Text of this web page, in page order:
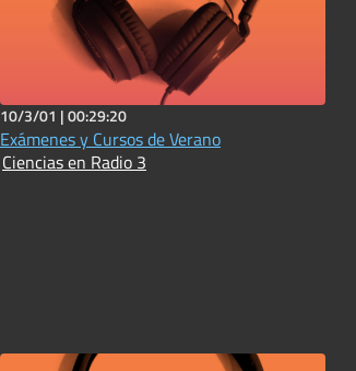
10/3/01 |00:29:20
Exámenes y Cursos de Verano
Ciencias en Radio 3